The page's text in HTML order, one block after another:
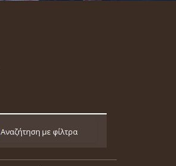
Αναζήτηση με φίλτρα